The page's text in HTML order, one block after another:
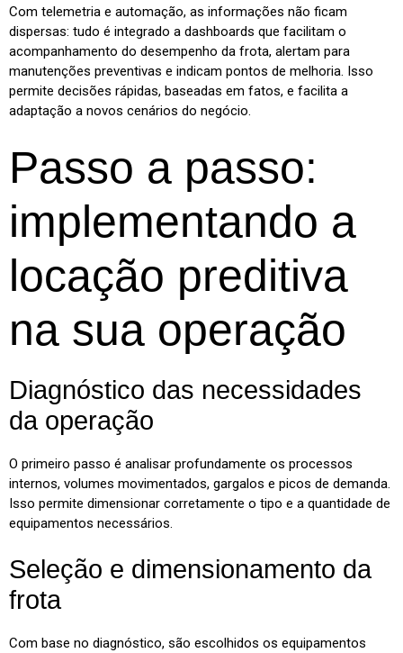
Com telemetria e automação, as informações não ficam
dispersas: tudo é integrado a dashboards que facilitam o
acompanhamento do desempenho da frota, alertam para
manutenções preventivas e indicam pontos de melhoria. Isso
permite decisões rápidas, baseadas em fatos, e facilita a
adaptação a novos cenários do negócio.
Passo a passo:
implementando a
locação preditiva
na sua operação
Diagnóstico das necessidades
da operação
O primeiro passo é analisar profundamente os processos
internos, volumes movimentados, gargalos e picos de demanda.
Isso permite dimensionar corretamente o tipo e a quantidade de
equipamentos necessários.
Seleção e dimensionamento da
frota
Com base no diagnóstico, são escolhidos os equipamentos